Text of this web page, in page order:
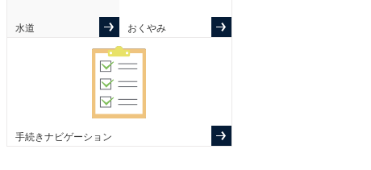
水道 おくやみ
手続きナビゲーション